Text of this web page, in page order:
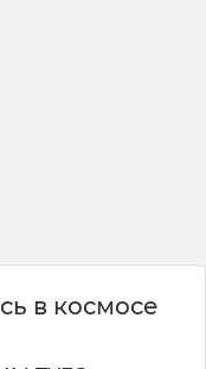
в космосе